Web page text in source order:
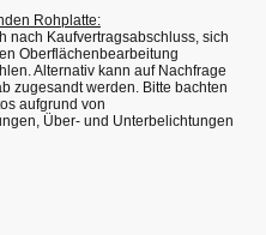
Rohplatte:
nach Kaufvertragsabschluss, sich
Oberflächenbearbeitung
Alternativ kann auf Nachfrage
zugesandt werden. Bitte bachten
aufgrund von
Über- und Unterbelichtungen